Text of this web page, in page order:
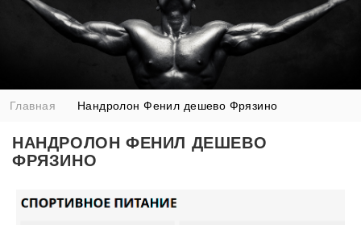
Главная Нандролон Фенил дешево Фрязино
НАНДРОЛОН ФЕНИЛ ДЕШЕВО
ФРЯЗИНО